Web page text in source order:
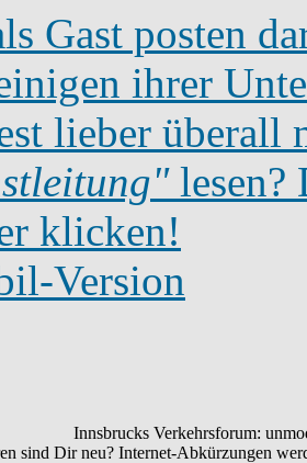
Gast posten
ihrer
lieber überall
lesen?
klicken!
Version
Innsbrucks Verkehrsforum:
sind Dir neu? Internet-Abkürzungen